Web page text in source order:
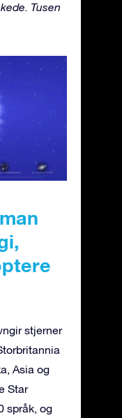
Tusen
stjerner
Asia og
Star
språk, og